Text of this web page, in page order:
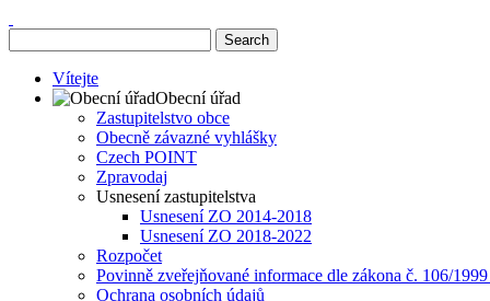
Vítejte
Obecní úřad
Zastupitelstvo obce
Obecně závazné vyhlášky
Czech POINT
Zpravodaj
Usnesení zastupitelstva
Usnesení ZO 2014-2018
Usnesení ZO 2018-2022
Rozpočet
Povinně zveřejňované informace dle zákona č. 106/
Ochrana osobních údajů